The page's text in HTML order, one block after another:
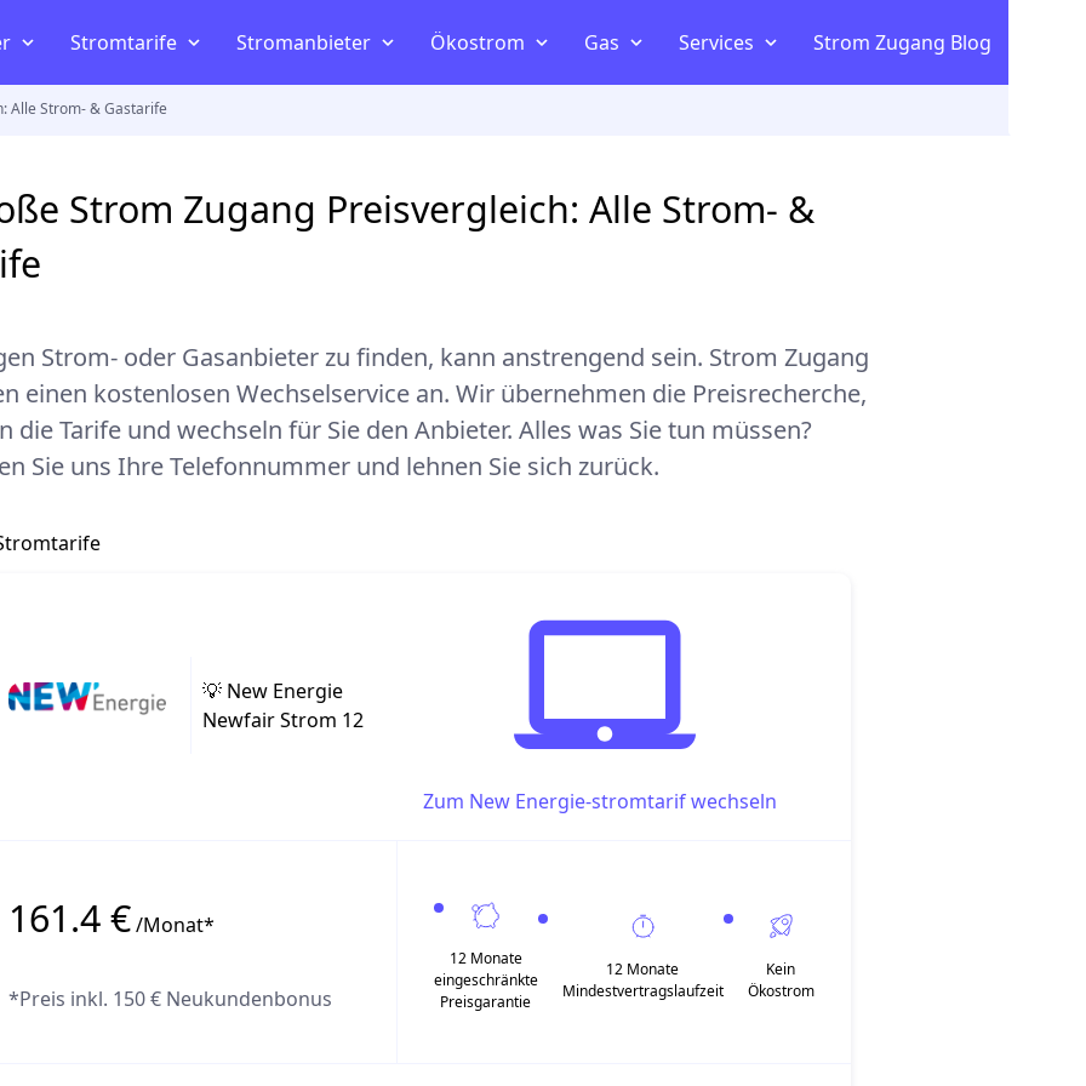
Stromtarife
Strompreise
Stromanbieter
Günstige Stromanbieter
Ökostrom
Photovoltaik
Gas
Günstigsten Gasanbieter
Services
Gasanbieter wechseln
Strom Zugang Blog
Alle Strom- & Gastarife
Strom Zugang Preisvergleich: Alle Strom- &
Strom- oder Gasanbieter zu finden, kann anstrengend sein. Strom Zugang
einen kostenlosen Wechselservice an. Wir übernehmen die Preisrecherche,
die Tarife und wechseln für Sie den Anbieter. Alles was Sie tun müssen?
Sie uns Ihre Telefonnummer und lehnen Sie sich zurück.
💡 New Energie
Newfair Strom 12
161.4 €/Monat*
*Preis inkl. 150 € Neukundenbonus
12 Monate
eingeschränkte
Preisgarantie
12 Monate
Mindestvertragslaufzeit
Kein
Ökostrom
Zum New Energie-stromtarif wechseln